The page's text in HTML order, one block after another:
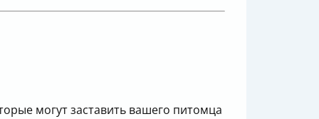
могут заставить вашего питомца